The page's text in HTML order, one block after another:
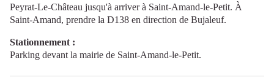
Peyrat-Le-Château jusqu'à arriver à Saint-Amand-le-Petit. À
Saint-Amand, prendre la D138 en direction de Bujaleuf.
Stationnement :
Parking devant la mairie de Saint-Amand-le-Petit.